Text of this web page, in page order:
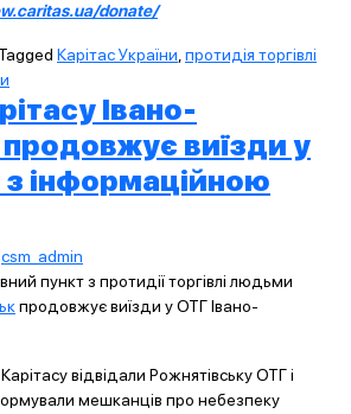
donate/
Tagged Карітас України протидія торгівлі
Івано-
виїзди у
з інформаційною
csm_admin
пункт з протидії торгівлі людьми
продовжує виїзди у ОТГ Івано-
відвідали Рожнятівську ОТГ і
мешканців про небезпеку